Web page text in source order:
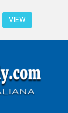
VIEW